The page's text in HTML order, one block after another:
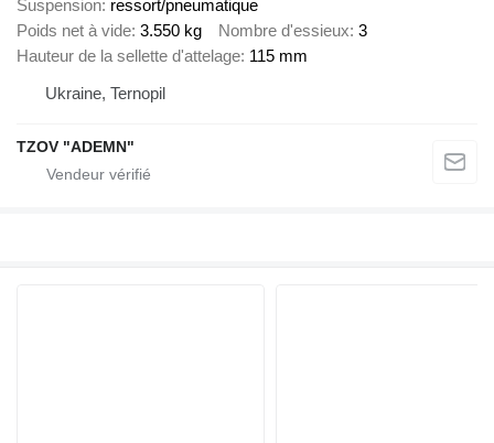
Suspension ressort/pneumatique
Poids net à vide 3.550 kg Nombre d'essieux 3
Hauteur de la sellette d'attelage 115 mm
Ukraine, Ternopil
TZOV "ADEMN"